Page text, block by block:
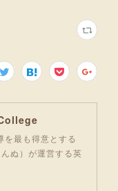
を最も得意とする
ぬ）が運営する英